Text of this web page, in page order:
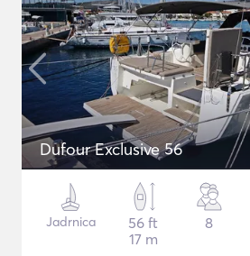
Dufour Exclusive 56
Jadrnica
56 ft
17 m
8